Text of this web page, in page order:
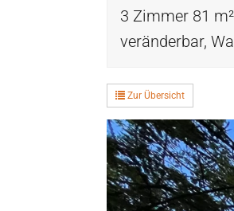
3 Zimmer 81
veränderbar,
Zur Übersicht